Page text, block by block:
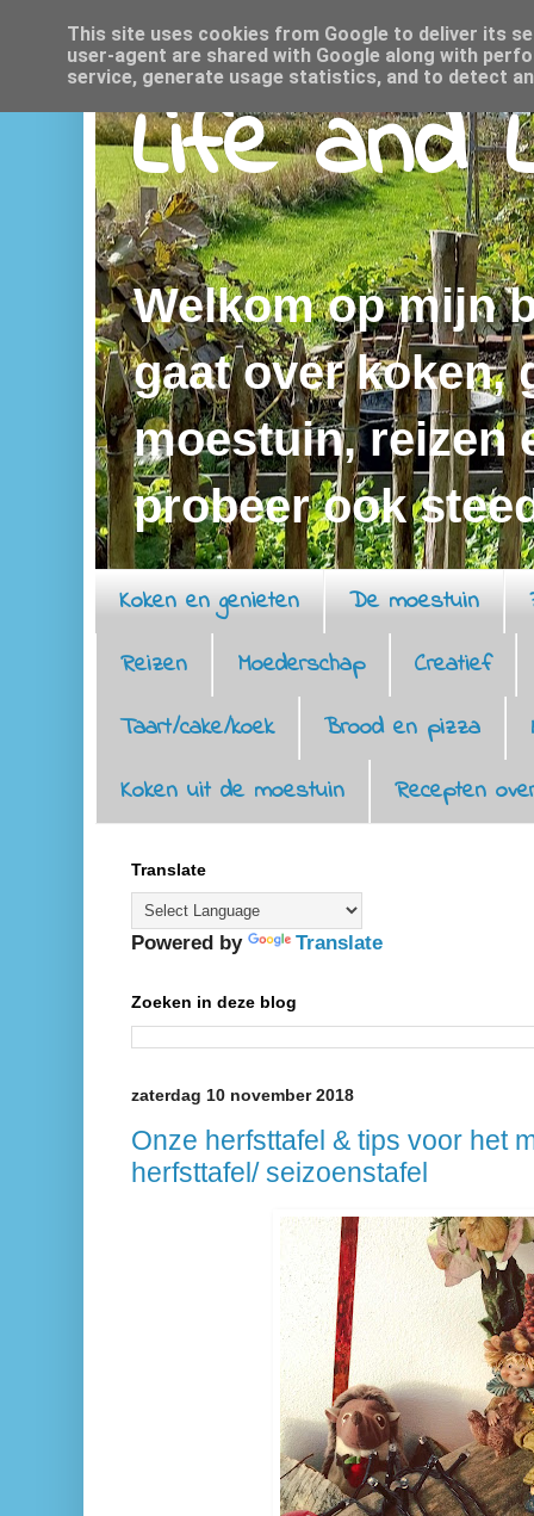
Life and
Welkom op mijn
gaat over koken,
moestuin, reizen
probeer ook
Koken en genieten De moestuin
Reizen
Moederschap
Creatief
Taart/cake/koek
Brood en pizza
Koken uit de moestuin
Recepten
Translate
Powered by Translate
Zoeken in deze blog
zaterdag 10 november 2018
Onze herfsttafel & tips voor het
herfsttafel/ seizoenstafel
This site uses cookies from Google to deliver its
user-agent are shared with Google along with
service, generate usage statistics, and to detect